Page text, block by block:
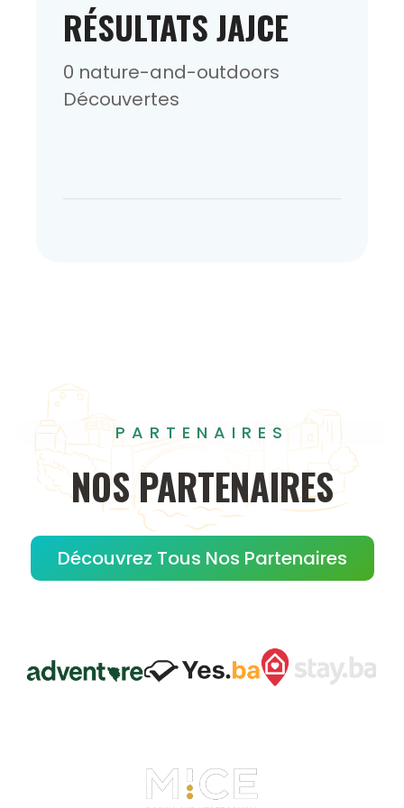
RÉSULTATS JAJCE
0 nature-and-outdoors
Découvertes
PARTENAIRES
NOS PARTENAIRES
Découvrez Tous Nos Partenaires